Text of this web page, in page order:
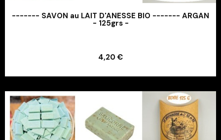
------- SAVON au LAIT D'ANESSE BIO ------- ARGAN
- 125grs -
4,20 €
Ajouter au panier